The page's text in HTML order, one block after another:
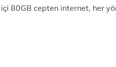
80GB cepten internet, her